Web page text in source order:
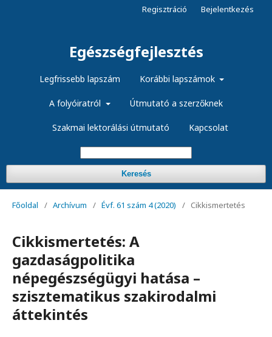
Egészségfejlesztés
Legfrissebb lapszám Korábbi lapszámok
A folyóiratról Útmutató a szerzőknek
Szakmai lektorálási útmutató Kapcsolat
Keresés
Regisztráció Bejelentkezés
Főoldal / Archívum / Évf. 61 szám 4 (2020) / Cikkismertetés
Cikkismertetés: A
gazdaságpolitika
népegészségügyi hatása –
szisztematikus szakirodalmi
áttekintés